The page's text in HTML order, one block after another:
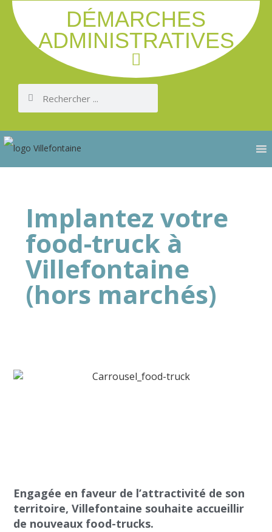
DÉMARCHES
ADMINISTRATIVES
Implantez votre
food-truck à
Villefontaine
(hors marchés)
Engagée en faveur de l’attractivité de son
territoire, Villefontaine souhaite accueillir
de nouveaux food-trucks.